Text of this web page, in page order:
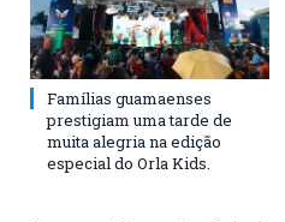
Famílias guamaenses
prestigiam uma tarde de
muita alegria na edição
especial do Orla Kids.